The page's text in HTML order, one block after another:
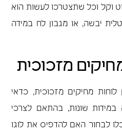
וקל וכל שתצטרכו לעשות הוא
יבשה, או מגבון לח במידה
מזכוכית
מחיקים מזכוכית, כדאי
שונות, בהתאם לצרכי
לבחור האם להדפיס את לוגו